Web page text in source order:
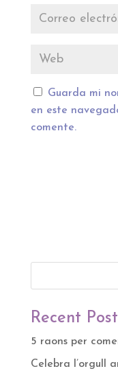
Guarda mi
en este
comente.
Recent
5 raons per
Celebra l’orgull